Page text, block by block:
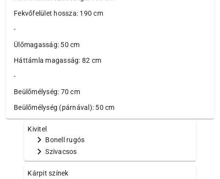
Fekvőfelület hossza: 190 cm
-
Ülőmagasság: 50 cm
Háttámla magasság: 82 cm
-
Beülőmélység: 70 cm
Beülőmélység (párnával): 50 cm
Kivitel
chevron_right Bonell rugós
chevron_rightSzivacsos
Kárpit színek